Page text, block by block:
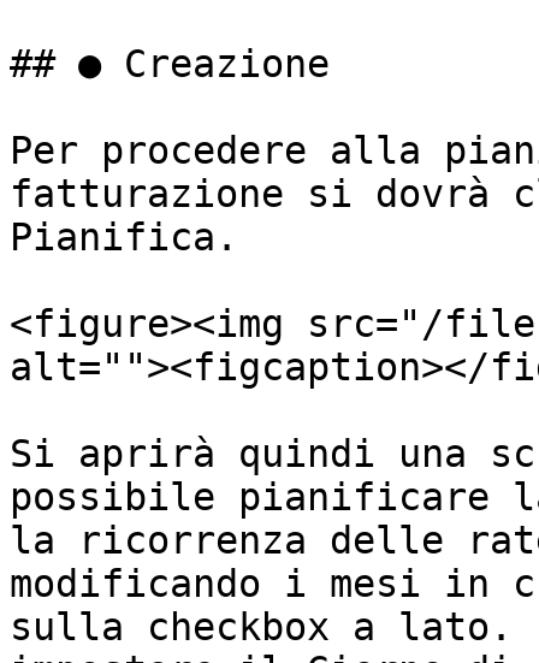
## ● Creazione
Per procedere alla
fatturazione si dovrà
Pianifica.
<figure><img src="/files/
alt=""><figcaption></
Si aprirà quindi una
possibile pianificare
la ricorrenza delle
modificando i mesi in
sulla checkbox a